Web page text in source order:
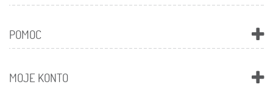
POMOC
MOJE KONTO